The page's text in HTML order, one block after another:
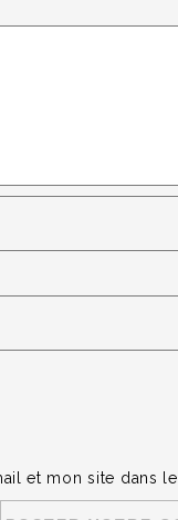
et mon site dans